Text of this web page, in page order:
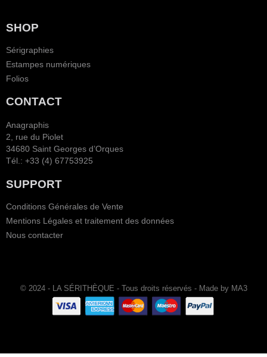
SHOP
Sérigraphies
Estampes numériques
Folios
CONTACT
Anagraphis
2, rue du Piolet
34680 Saint Georges d’Orques
Tél.: +33 (4) 67753925
SUPPORT
Conditions Générales de Vente
Mentions Légales et traitement des données
Nous contacter
© 2024 - LA SÉRITHÈQUE - Tous droits réservés - Made by MA3